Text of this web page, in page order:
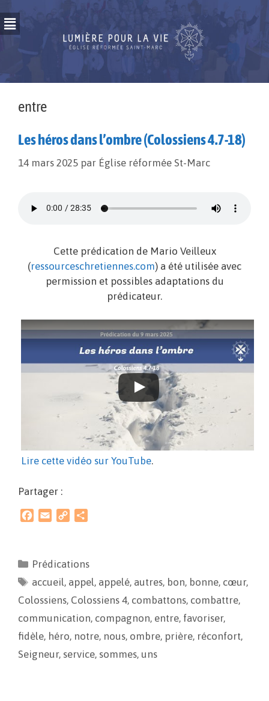
entre
Les héros dans l’ombre (Colossiens 4.7-18)
14 mars 2025 par Église réformée St-Marc
Cette prédication de Mario Veilleux
(ressourceschretiennes.com) a été utilisée avec
permission et possibles adaptations du
prédicateur.
Lire cette vidéo sur YouTube.
Partager :
b
o
l
L
i
n
a
g
Prédications
accueil, appel, appelé, autres, bon, bonne, cœur,
Colossiens, Colossiens 4, combattons, combattre,
communication, compagnon, entre, favoriser,
fidèle, héro, notre, nous, ombre, prière, réconfort,
Seigneur, service, sommes, uns